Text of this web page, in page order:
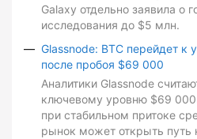
Galaxy отдельно заявила о
исследования до $5 млн.
Glassnode: BTC перейдет к
после пробоя $69 000
Аналитики Glassnode
ключевому уровню $69
при стабильном притоке
рынок может открыть путь